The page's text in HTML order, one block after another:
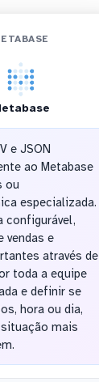
e JSON
ao Metabase
ou
especializada.
configurável,
vendas e
através de
toda a equipe
e definir se
hora ou dia,
mais